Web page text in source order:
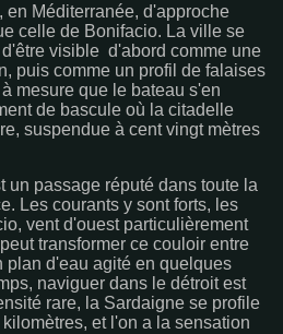
en Méditerranée, d'approche
celle de Bonifacio. La ville se
visible d'abord comme une
puis comme un profil de falaises
mesure que le bateau s'en
de bascule où la citadelle
suspendue à cent vingt mètres
un passage réputé dans toute la
Les courants y sont forts, les
vent d'ouest particulièrement
transformer ce couloir entre
plan d'eau agité en quelques
naviguer dans le détroit est
rare, la Sardaigne se profile
et l'on a la sensation